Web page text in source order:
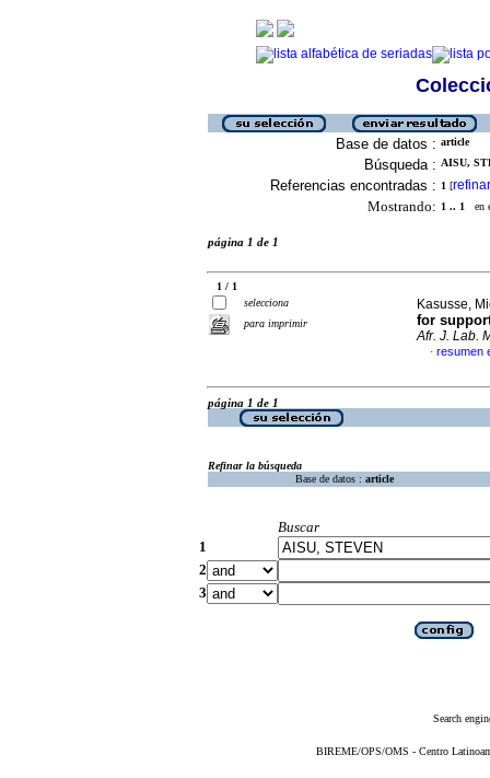
Base de datos : article
Búsqueda : AISU,
Referencias encontradas : 1 [refinar
Mostrando: 1 .. 1 en
página 1 de 1
1 / 1
selecciona
para imprimir
Kasusse,
for
Afr. J. Lab.
· resumen
página 1 de 1
Refinar la búsqueda
Base de datos : article
Buscar
1
2
3
Search
BIREME/OPS/OMS - Centro